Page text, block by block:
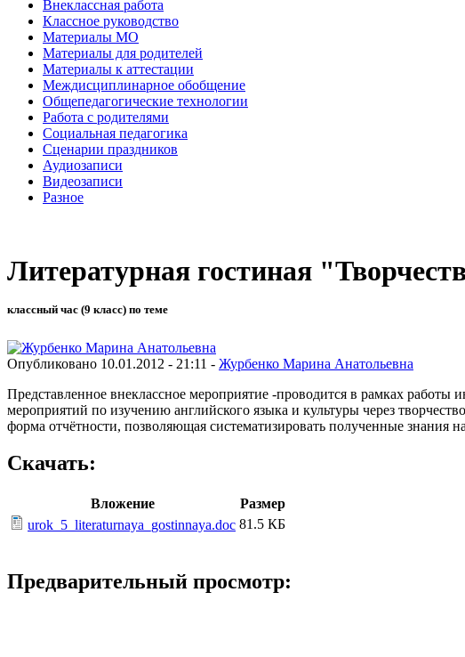
Внеклассная работа
Классное руководство
Материалы МО
Материалы для родителей
Материалы к аттестации
Междисциплинарное обобщение
Общепедагогические технологии
Работа с родителями
Социальная педагогика
Сценарии праздников
Аудиозаписи
Видеозаписи
Разное
Литературная гостиная
классный час (9 класс) по теме
Опубликовано 10.01.2012 - 21:11 - Журбенко Марина Анатольевна
Представленное внеклассное мероприятие -проводится в рамках работы
мероприятий по изучению английского языка и культуры через
форма отчётности, позволяющая систематизировать полученные знания
Скачать:
Вложение
Размер
urok_5_literaturnaya_gostinnaya.doc 81.5 КБ
Предварительный просмотр: